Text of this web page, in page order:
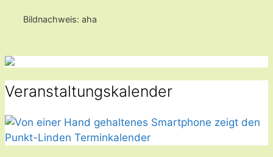
Bildnachweis: aha
Veranstaltungskalender